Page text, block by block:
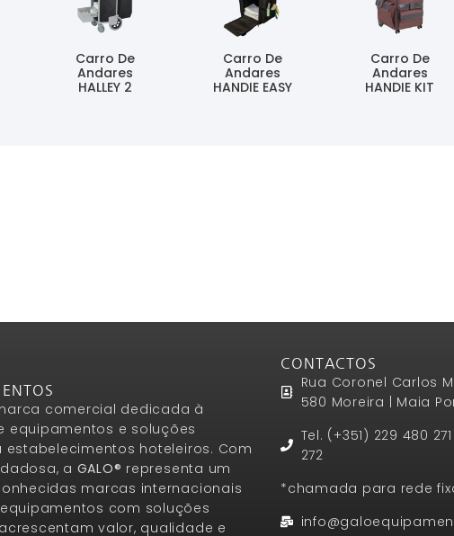
Carro De
Andares
HALLEY 2
Carro De
Andares
HANDIE EASY
Carro De
Andares
HANDIE KIT
comercial dedicada à
equipamentos e soluções
hoteleiros. Com
a GALO® representa um
marcas internacionais
com soluções
valor, qualidade e
CONTACTOS
Rua Coronel Carlos
580 Moreira | Maia
Tel. (+351) 229 480
272
*chamada para rede